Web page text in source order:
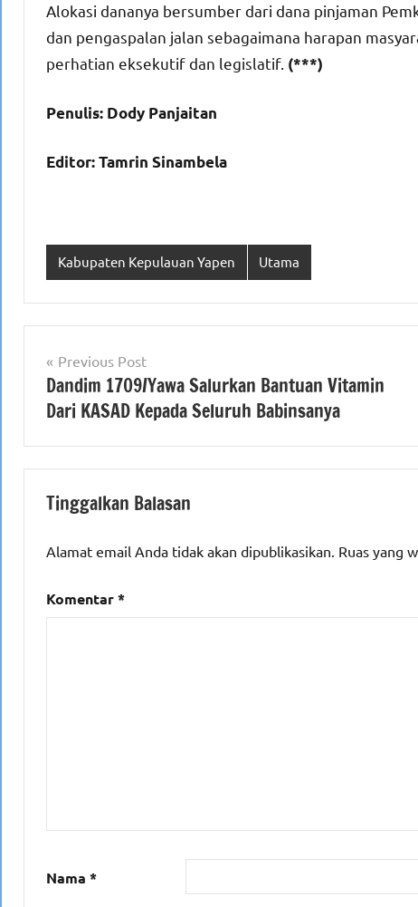
Alokasi dananya bersumber dari dana pinjaman
dan pengaspalan jalan sebagaimana harapan
perhatian eksekutif dan legislatif. (***)
Penulis: Dody Panjaitan
Editor: Tamrin Sinambela
Kabupaten Kepulauan Yapen Utama
Navigasi
pos
Previous Post
Dandim 1709/Yawa Salurkan Bantuan Vitamin
Dari KASAD Kepada Seluruh Babinsanya
Tinggalkan Balasan
Alamat email Anda tidak akan dipublikasikan. Ruas yang
Komentar*
Nama *